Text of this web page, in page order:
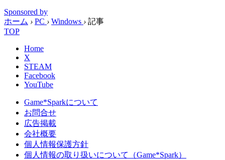
Sponsored by
ホーム › PC › Windows › 記事
TOP
Home
X
STEAM
Facebook
YouTube
Game*Sparkについて
お問合せ
広告掲載
会社概要
個人情報保護方針
個人情報の取り扱いについて（Game*Spark）